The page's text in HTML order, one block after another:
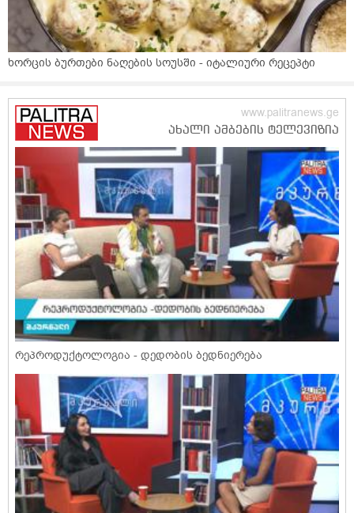
ხორცის ბურთები ნაღების სოუსში - იტალიური რეცეპტი
რეპროდუქტოლოგია - დედობის ბედნიერება